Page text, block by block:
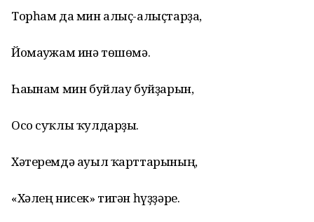
Торһам да мин алыҫ-алыҫтарҙа,
Йомағужам инә төшөмә.
Һағынам мин буйлау буйҙарын,
Осо суҡлы ҡулдарҙы.
Хәтеремдә ауыл ҡарттарының,
«Хәлең нисек» тигән һүҙҙәре.